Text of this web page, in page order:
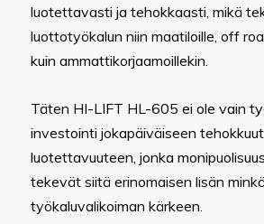
luotettavasti ja tehokkaasti, mikä
luottotyökalun niin maatiloille, off
kuin ammattikorjaamoillekin.
Täten HI-LIFT HL-605 ei ole vain
investointi jokapäiväiseen
luotettavuuteen, jonka
tekevät siitä erinomaisen lisän
työkaluvalikoiman kärkeen.